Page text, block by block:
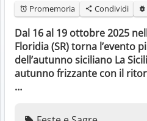
Promemoria Condividi
Dal 16 al 19 ottobre 2025
Floridia (SR) torna l’evento
dell’autunno siciliano La
autunno frizzante con il
…